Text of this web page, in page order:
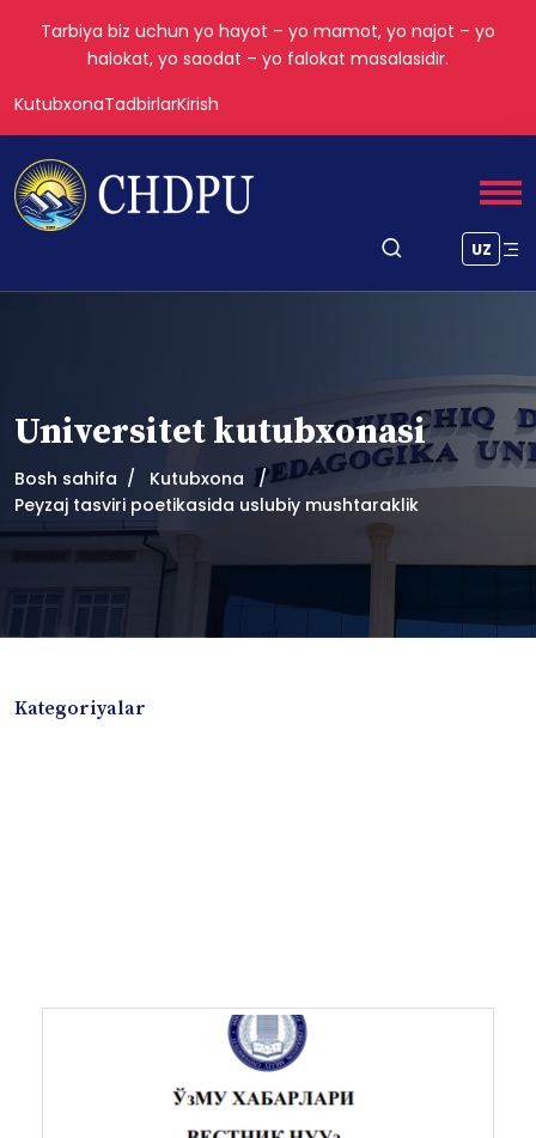
Tarbiya biz uchun yo hayot – yo mamot, yo najot – yo
halokat, yo saodat – yo falokat masalasidir.
KutubxonaTadbirlarKirish
UZ
Universitet kutubxonasi
Bosh sahifa
Kutubxona
Peyzaj tasviri poetikasida uslubiy mushtaraklik
Kategoriyalar